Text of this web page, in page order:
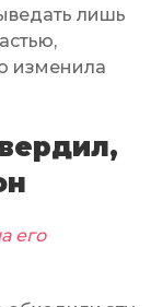
лишь
изменила
его